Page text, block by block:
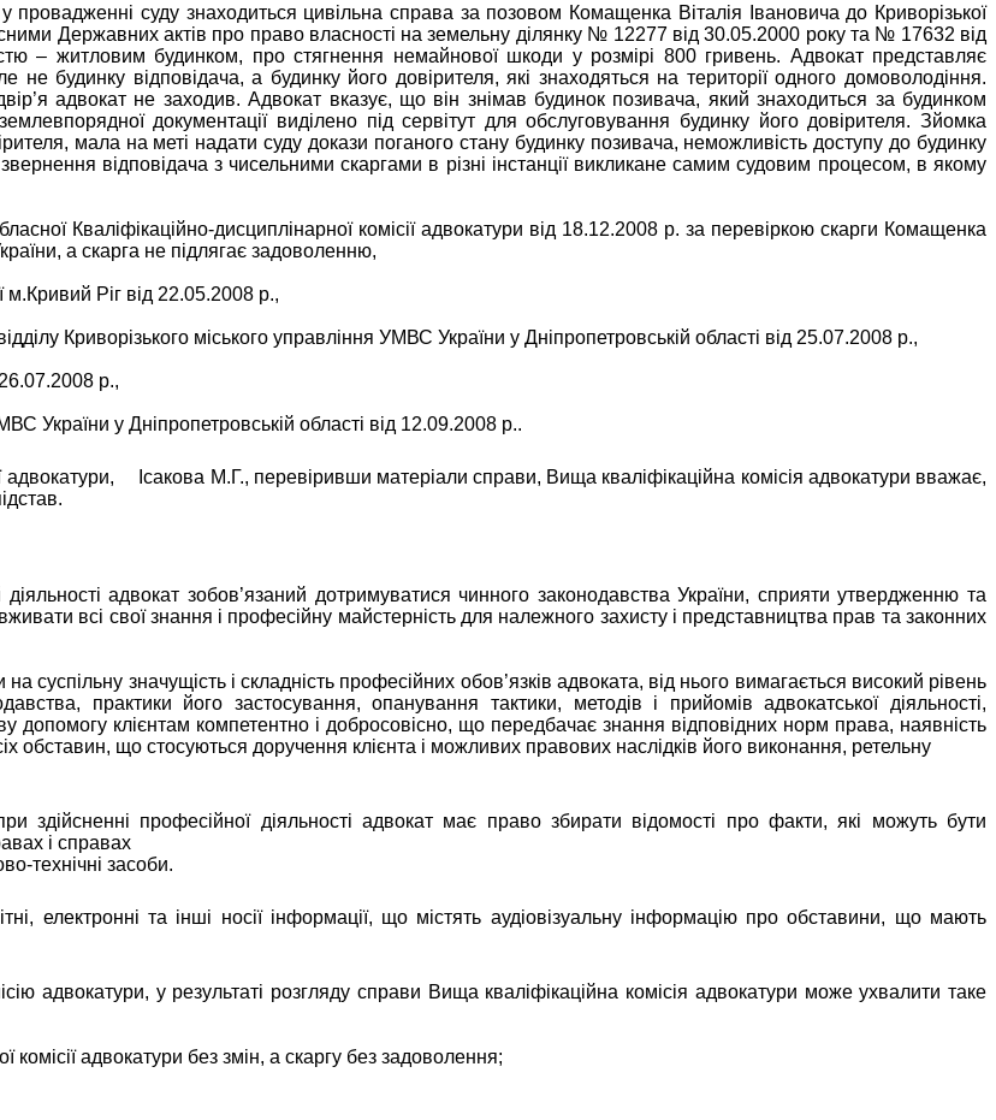
суду знаходиться цивільна справа за позовом Комащенка Віталія Івановича до Криворізької
Державних актів про право власності на земельну ділянку № 12277 від 30.05.2000 року та № 17632 від
– житловим будинком, про стягнення немайнової шкоди у розмірі 800 гривень. Адвокат представляє
будинку відповідача, а будинку його довірителя, які знаходяться на території одного домоволодіння.
адвокат не заходив. Адвокат вказує, що він знімав будинок позивача, який знаходиться за будинком
документації виділено під сервітут для обслуговування будинку його довірителя. Зйомка
мала на меті надати суду докази поганого стану будинку позивача, неможливість доступу до будинку
відповідача з чисельними скаргами в різні інстанції викликане самим судовим процесом, в якому
Кваліфікаційно-дисциплінарної комісії адвокатури від 18.12.2008 р. за перевіркою скарги Комащенка
а скарга не підлягає задоволенню,
м.Кривий Ріг від 22.05.2008 р.,
Криворізького міського управління УМВС України у Дніпропетровській області від 25.07.2008 р.,
р.,
України у Дніпропетровській області від 12.09.2008 р..
адвокатури,
Ісакова М.Г., перевіривши матеріали справи, Вища кваліфікаційна комісія адвокатури вважає,
адвокат зобов’язаний дотримуватися чинного законодавства України, сприяти утвердженню та
всі свої знання і професійну майстерність для належного захисту і представництва прав та законних
суспільну значущість і складність професійних обов’язків адвоката, від нього вимагається високий рівень
практики його застосування, опанування тактики, методів і прийомів адвокатської діяльності,
допомогу клієнтам компетентно і добросовісно, що передбачає знання відповідних норм права, наявність
обставин, що стосуються доручення клієнта і можливих правових наслідків його виконання, ретельну
здійсненні професійної діяльності адвокат має правозбирати відомості про факти, які можуть бути
і справах
технічні засоби.
електронні та інші носії інформації, що містять аудіовізуальну інформацію про обставини, що мають
адвокатури, у результаті розгляду справи Вища кваліфікаційна комісія адвокатури може ухвалити таке
адвокатури без змін, а скаргу без задоволення;